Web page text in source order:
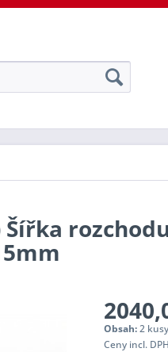
Šířka
Obsah:2 kusy
Ceny incl. DPH